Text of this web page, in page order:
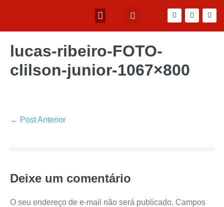
lucas-ribeiro-FOTO-
clilson-junior-1067×800
← Post Anterior
Deixe um comentário
O seu endereço de e-mail não será publicado. Campos